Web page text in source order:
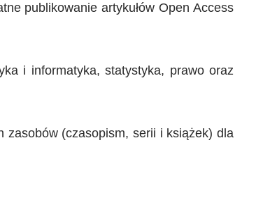
publikowanie artykułów Open Access
i informatyka, statystyka, prawo oraz
zasobów (czasopism, serii i książek) dla